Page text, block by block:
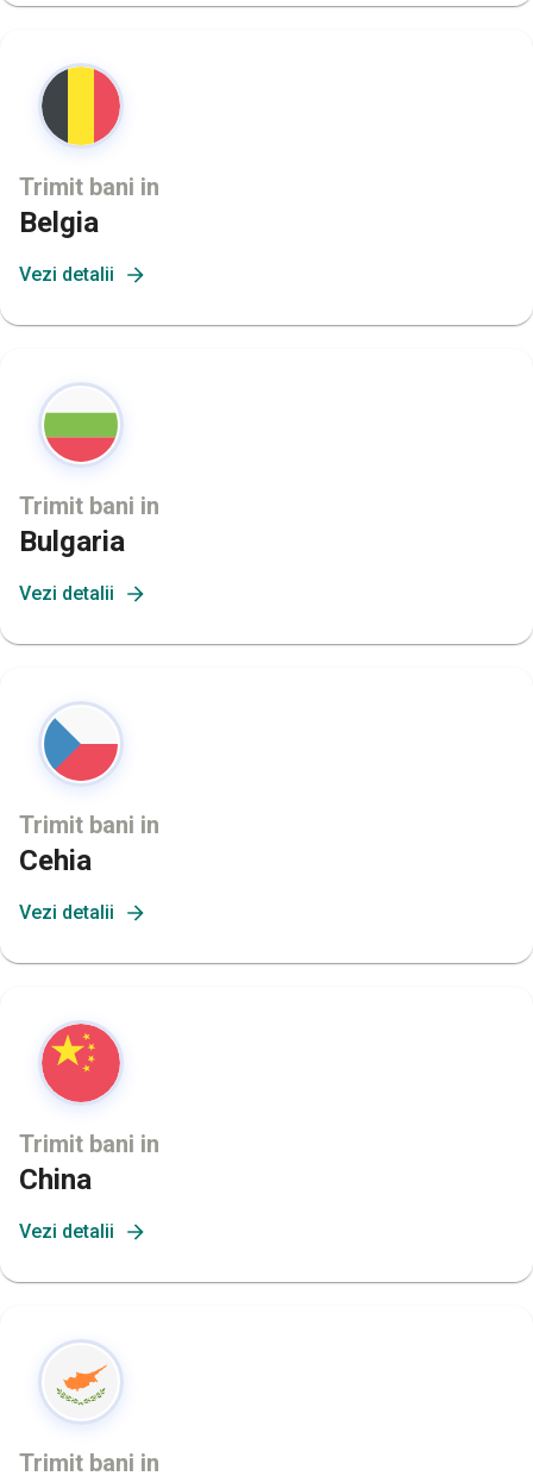
Trimit bani in
Belgia
Vezi detalii
Trimit bani in
Bulgaria
Vezi detalii
Trimit bani in
Cehia
Vezi detalii
Trimit bani in
China
Vezi detalii
Trimit bani in